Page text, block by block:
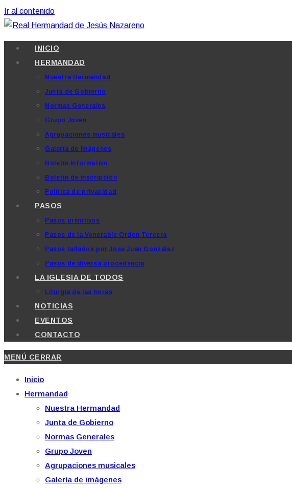
Ir al contenido
INICIO
HERMANDAD
Nuestra Hermandad
Junta de Gobierno
Normas Generales
Grupo Joven
Agrupaciones musicales
Galería de imágenes
Boletín Informativo
Boletín de inscripción
Política de privacidad
PASOS
Pasos primitivos
Pasos de la Venerable Orden Tercera
Pasos tallados por Jose Juan González
Pasos de diversa procedencia
LA IGLESIA DE TODOS
Liturgia de las horas
NOTICIAS
EVENTOS
CONTACTO
MENÚ CERRAR
Inicio
Hermandad
Nuestra Hermandad
Junta de Gobierno
Normas Generales
Grupo Joven
Agrupaciones musicales
Galería de imágenes